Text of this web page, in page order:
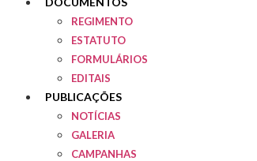
REGIMENTO
ESTATUTO
FORMULÁRIOS
EDITAIS
PUBLICAÇÕES
NOTÍCIAS
GALERIA
CAMPANHAS